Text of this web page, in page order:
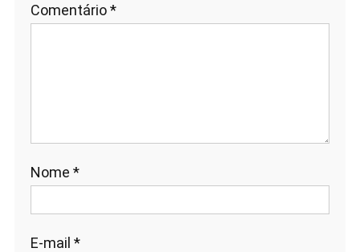
Comentário*
Nome *
E-mail *